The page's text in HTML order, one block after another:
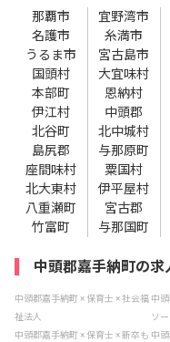
那覇市 宜野湾市
名護市
糸満市
うるま市
宮古島市
国頭村
大宜味村
本部町
恩納村
伊江村
中頭郡
北谷町
北中城村
島尻郡
与那原町
座間味村
粟国村
北大東村
伊平屋村
八重瀬町
宮古郡
竹富町
与那国町
中頭郡嘉手納町の
中頭郡嘉手納町 × 保育士 × 社会福
祉法人
中
ソー
中頭郡嘉手納町 × 保育士 × 新卒も 中